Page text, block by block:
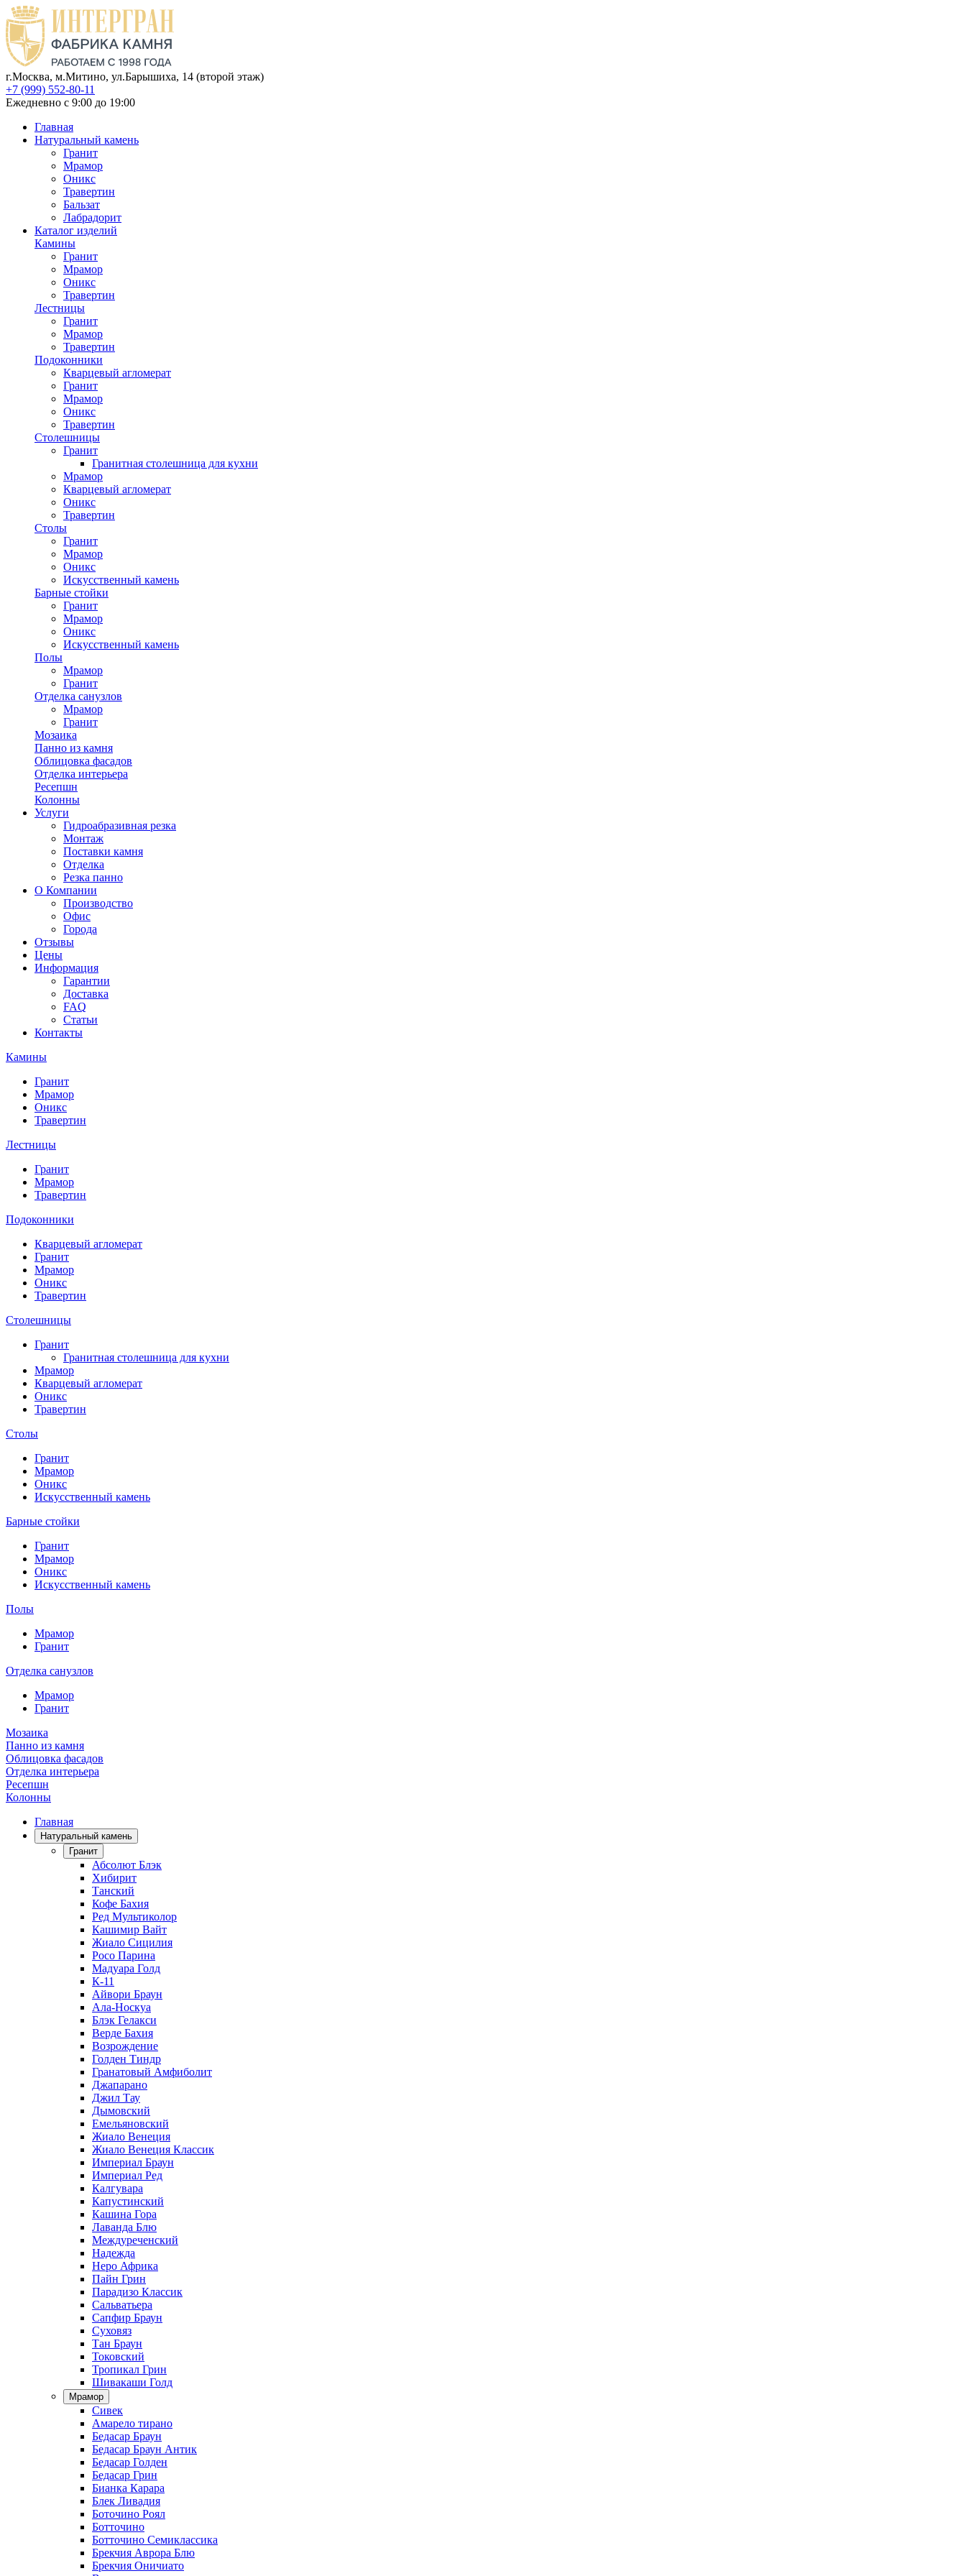
г.Москва, м.Митино, ул.Барышиха, 14 (второй этаж)
+7 (999) 552-80-11
Ежедневно с 9:00 до 19:00
Главная
Натуральный камень
Гранит
Мрамор
Оникс
Травертин
Бальзат
Лабрадорит
Каталог изделий
Камины
Гранит
Мрамор
Оникс
Травертин
Лестницы
Гранит
Мрамор
Травертин
Подоконники
Кварцевый агломерат
Гранит
Мрамор
Оникс
Травертин
Столешницы
Гранит
Гранитная столешница для кухни
Мрамор
Кварцевый агломерат
Оникс
Травертин
Столы
Гранит
Мрамор
Оникс
Искусственный камень
Барные стойки
Гранит
Мрамор
Оникс
Искусственный камень
Полы
Мрамор
Гранит
Отделка санузлов
Мрамор
Гранит
Мозаика
Панно из камня
Облицовка фасадов
Отделка интерьера
Ресепшн
Колонны
Услуги
Гидроабразивная резка
Монтаж
Поставки камня
Отделка
Резка панно
О Компании
Производство
Офис
Города
Отзывы
Цены
Информация
Гарантии
Доставка
FAQ
Статьи
Контакты
Камины
Гранит
Мрамор
Оникс
Травертин
Лестницы
Гранит
Мрамор
Травертин
Подоконники
Кварцевый агломерат
Гранит
Мрамор
Оникс
Травертин
Столешницы
Гранит
Гранитная столешница для кухни
Мрамор
Кварцевый агломерат
Оникс
Травертин
Столы
Гранит
Мрамор
Оникс
Искусственный камень
Барные стойки
Гранит
Мрамор
Оникс
Искусственный камень
Полы
Мрамор
Гранит
Отделка санузлов
Мрамор
Гранит
Мозаика
Панно из камня
Облицовка фасадов
Отделка интерьера
Ресепшн
Колонны
Главная
Натуральный камень
Гранит
Абсолют Блэк
Хибирит
Танский
Кофе Бахия
Ред Мультиколор
Кашимир Вайт
Жиало Сицилия
Росо Парина
Мадуара Голд
К-11
Айвори Браун
Ала-Носкуа
Блэк Гелакси
Верде Бахия
Возрождение
Голден Тиндр
Гранатовый Амфиболит
Джапарано
Джил Тау
Дымовский
Емельяновский
Жиало Венеция
Жиало Венеция Классик
Империал Браун
Империал Ред
Калгувара
Капустинский
Кашина Гора
Лаванда Блю
Междуреченский
Надежда
Неро Африка
Пайн Грин
Парадизо Классик
Сальватьера
Сапфир Браун
Суховяз
Тан Браун
Токовский
Тропикал Грин
Шивакаши Голд
Мрамор
Сивек
Амарело тирано
Бедасар Браун
Бедасар Браун Антик
Бедасар Голден
Бедасар Грин
Бианка Карара
Блек Ливадия
Боточино Роял
Ботточино
Ботточино Семиклассика
Брекчия Аврора Блю
Брекчия Оничиато